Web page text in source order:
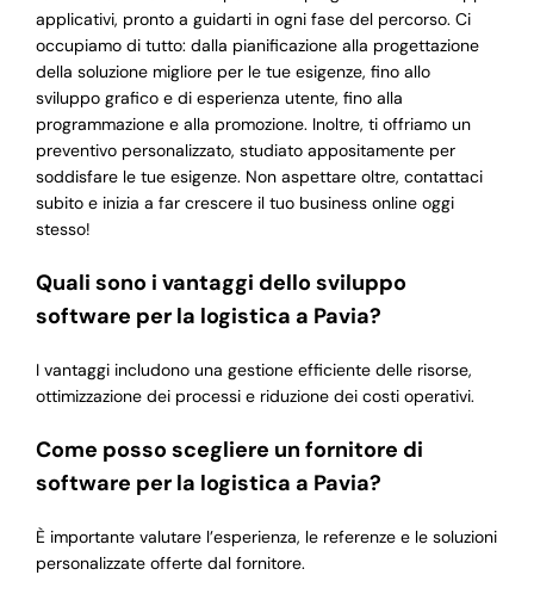
applicativi, pronto a guidarti in ogni fase del percorso. Ci
occupiamo di tutto: dalla pianificazione alla progettazione
della soluzione migliore per le tue esigenze, fino allo
sviluppo grafico e di esperienza utente, fino alla
programmazione e alla promozione. Inoltre, ti offriamo un
preventivo personalizzato, studiato appositamente per
soddisfare le tue esigenze. Non aspettare oltre, contattaci
subito e inizia a far crescere il tuo business online oggi
stesso!
Quali sono i vantaggi dello sviluppo
software per la logistica a Pavia?
I vantaggi includono una gestione efficiente delle risorse,
ottimizzazione dei processi e riduzione dei costi operativi.
Come posso scegliere un fornitore di
software per la logistica a Pavia?
È importante valutare l’esperienza, le referenze e le soluzioni
personalizzate offerte dal fornitore.